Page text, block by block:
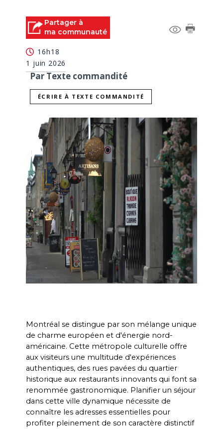
Partager à
ma communauté
16h18
1 juin 2026
Par Texte commandité
ÉCRIRE À TEXTE COMMANDITÉ
Montréal se distingue par son mélange unique
de charme européen et d'énergie nord-
américaine. Cette métropole culturelle offre
aux visiteurs une multitude d'expériences
authentiques, des rues pavées du quartier
historique aux restaurants innovants qui font sa
renommée gastronomique. Planifier un séjour
dans cette ville dynamique nécessite de
connaître les adresses essentielles pour
profiter pleinement de son caractère distinctif